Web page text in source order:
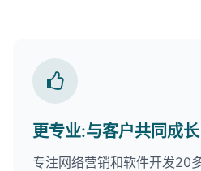
更专业:与客户共同成长
专注网络营销和软件开发20